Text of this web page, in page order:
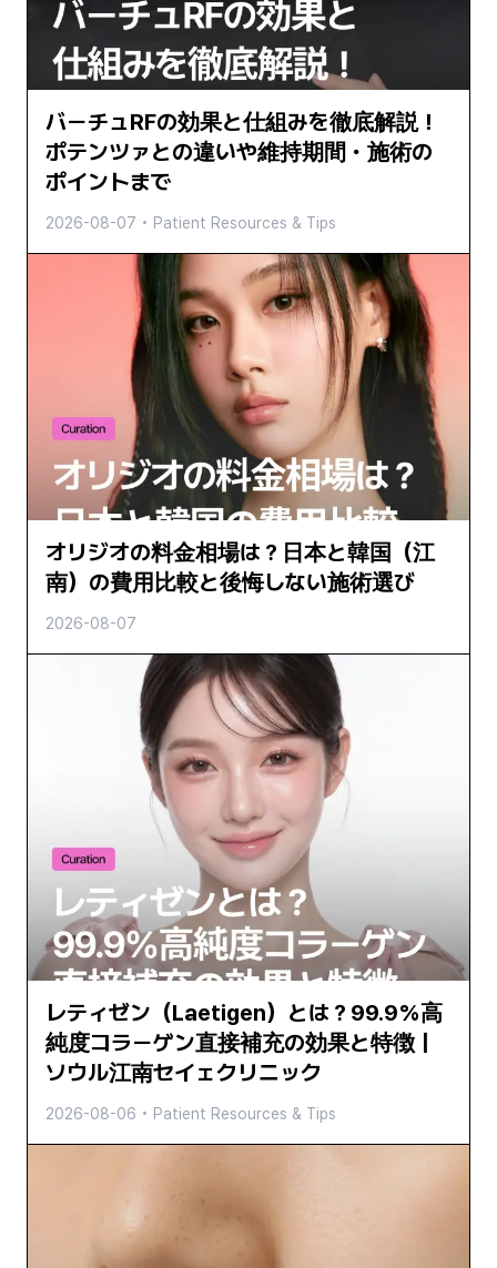
バーチュRFの効果と仕組みを徹底解説！
ポテンツァとの違いや維持期間・施術の
ポイントまで
2026-08-07 • Patient Resources & Tips
オリジオの料金相場は？日本と韓国（江
南）の費用比較と後悔しない施術選び
2026-08-07
レティゼン（Laetigen）とは？99.9%高
純度コラーゲン直接補充の効果と特徴｜
ソウル江南セイェクリニック
2026-08-06 • Patient Resources & Tips